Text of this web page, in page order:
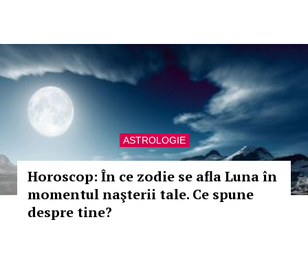
ASTROLOGIE
Horoscop: În ce zodie se afla Luna în
momentul naşterii tale. Ce spune
despre tine?